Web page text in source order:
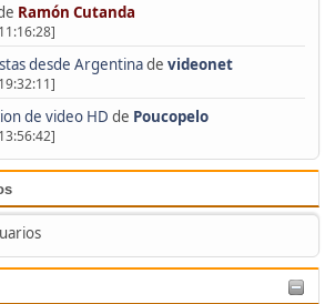
Ramón Cutanda
desde Argentinade videonet
de video HD de Poucopelo